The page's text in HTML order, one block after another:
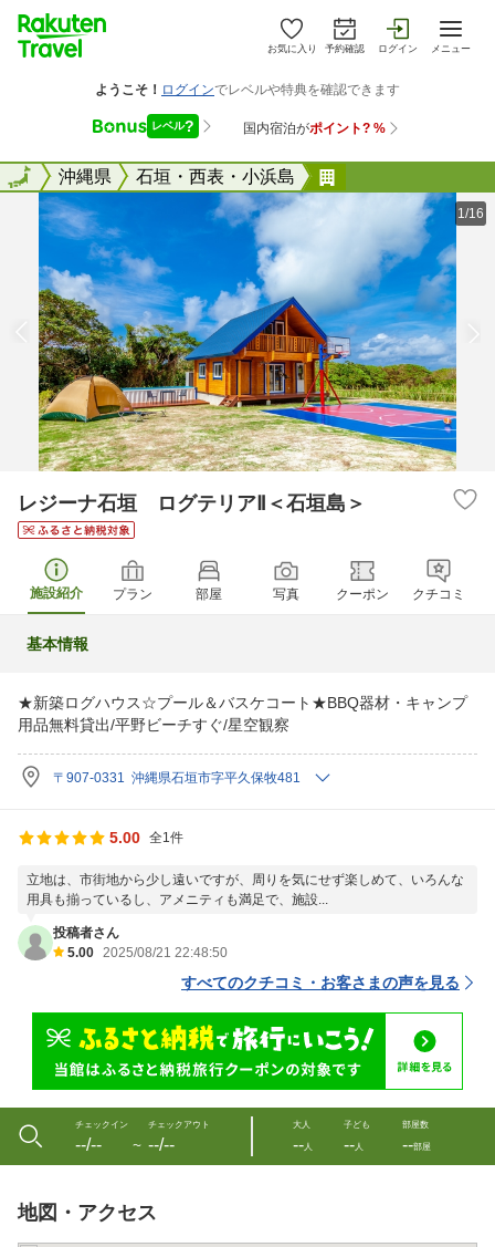
お気に入り 予約確認 ログイン メニュー
全国沖縄県 石垣・西表・小浜島
全国
1/16
レジーナ石垣 ログテリアⅡ＜石垣島＞
施設紹介 プラン 部屋 写真 クーポン クチコミ
基本情報
★新築ログハウス☆プール＆バスケコート★BBQ器材・キャンプ
用品無料貸出/平野ビーチすぐ/星空観察
〒907-0331 沖縄県石垣市字平久保牧481
5.00 全1件
立地は、市街地から少し遠いですが、周りを気にせず楽しめて、いろんな
用具も揃っているし、アメニティも満足で、施設...
投稿者さん
5.00 2025/08/21 22:48:50
すべてのクチコミ・お客さまの声を見る
チェックイン
--/-- 〜
チェックアウト
--/--
大人
--人
子ども
--人
部屋数
--部屋
地図・アクセス